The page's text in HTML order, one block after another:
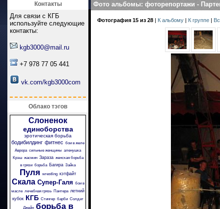
Контакты
Для связи с КГБ
используйте следующие
контакты:
kgb3000@mail.ru
+7 978 77 05 441
vk.com/kgb3000com
Облако тэгов
Слоненок
единоборства
эротическая борьба
бодибилдинг фитнес бои в желе
Аврора сильные женщины аленушка
Крэш жасмин Зараза женская борьба
в грязи борьба Багира Зайка
Пуля wrestling кэтфайт
Скала Супер-Галя бои в
масле лечебная грязь Пантера летний
кубок КГБ Стингер барби Солдат
Джейн борьба в
Фото альбомы: фоторепортажи -
Фотография 15 из 28 | К альбому | К группе |